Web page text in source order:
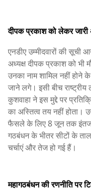
दीपक प्रकाश को लेकर
एनडीए उम्मीदवारों की सूची
अध्यक्ष दीपक प्रकाश को भी
उनका नाम शामिल नहीं होने
जाने लगे। इसी बीच राष्ट्रीय
कुशवाहा ने इस मुद्दे पर
का अस्तित्व तय नहीं होता।
फैसले के लिए 8 जून तक
गठबंधन के भीतर सीटों के
चर्चाएं और तेज हो गई हैं।
महागठबंधन की रणनीति पर